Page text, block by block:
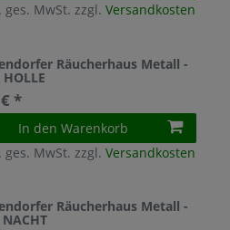
ges. MwSt. zzgl.Versandkosten
Räucherhaus Metall -
HOLLE
*
In den Warenkorb
ges. MwSt. zzgl.Versandkosten
Räucherhaus Metall -
NACHT